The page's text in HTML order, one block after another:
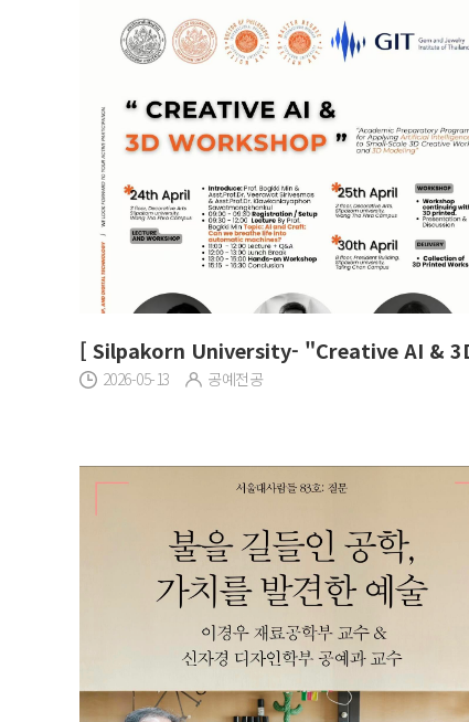
2026-05-13 공예전공